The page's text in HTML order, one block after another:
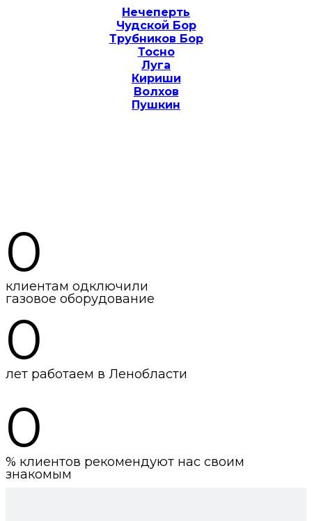
Нечеперть
Чудской Бор
Трубников Бор
Тосно
Луга
Кириши
Волхов
Пушкин
0
клиентам одключили
газовое оборудование
0
лет работаем в Ленобласти
0
% клиентов рекомендуют нас своим
знакомым